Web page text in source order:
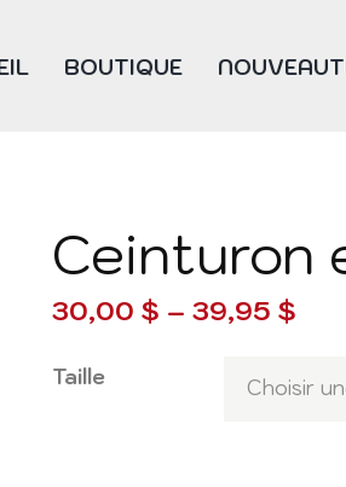
BOUTIQUE
Ceinturon
30,00 $ – 39,95 $
Taille